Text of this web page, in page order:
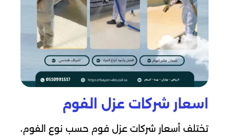
اسعار شركات عزل الفوم
تختلف أسعار شركات عزل فوم حسب نوع الفوم،